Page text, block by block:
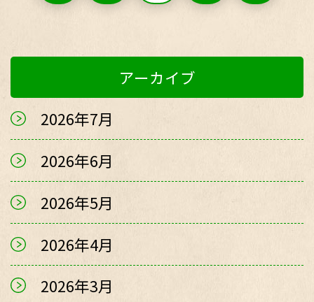
アーカイブ
2026年7月
2026年6月
2026年5月
2026年4月
2026年3月